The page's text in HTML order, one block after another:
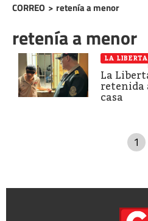
CORREO > retenía a menor
retenía a menor
LA
La
retenida
casa
1